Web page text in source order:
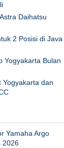
Daihatsu
2 Posisi di Java
Yogyakarta Bulan
Yogyakarta dan
Yamaha Argo
2026